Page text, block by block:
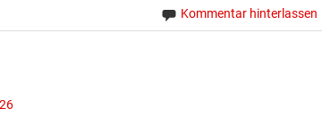
Kommentar hinterlassen